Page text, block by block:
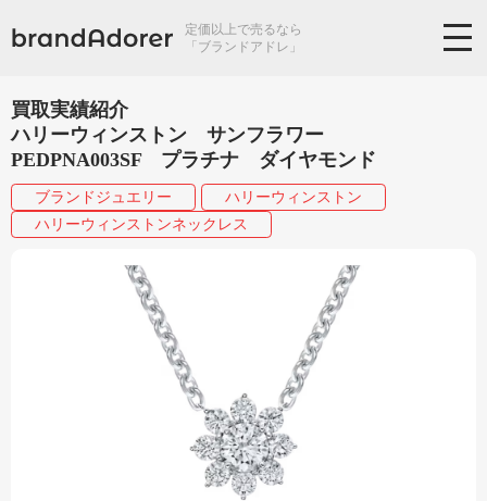
定価以上で売るなら
「ブランドアドレ」
買取実績紹介
ハリーウィンストン サンフラワー
PEDPNA003SF プラチナ ダイヤモンド
ブランドジュエリー
ハリーウィンストン
ハリーウィンストンネックレス